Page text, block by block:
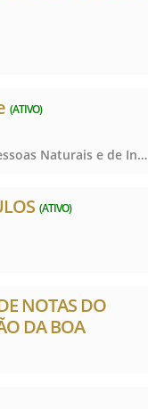
(ATIVO)
Registro Civil das Pessoas Naturais e de Interdições e Tutelas, Registro Civil das Pessoas Naturais e de Interdições e Tutelas, Registro Civil das Pessoas Naturais e de Interdições e Tutelas
(ATIVO)
NOTAS DO
DA BOA